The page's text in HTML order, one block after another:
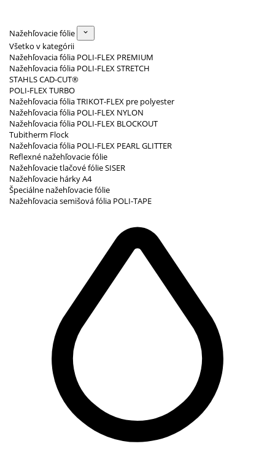
Nažehľovacie fólie
Všetko v kategórii
Nažehľovacia fólia POLI-FLEX PREMIUM
Nažehľovacia fólia POLI-FLEX STRETCH
STAHLS CAD-CUT®
POLI-FLEX TURBO
Nažehľovacia fólia TRIKOT-FLEX pre polyester
Nažehľovacia fólia POLI-FLEX NYLON
Nažehľovacia fólia POLI-FLEX BLOCKOUT
Tubitherm Flock
Nažehľovacia fólia POLI-FLEX PEARL GLITTER
Reflexné nažehľovacie fólie
Nažehľovacie tlačové fólie SISER
Nažehľovacie hárky A4
Špeciálne nažehľovacie fólie
Nažehľovacia semišová fólia POLI-TAPE